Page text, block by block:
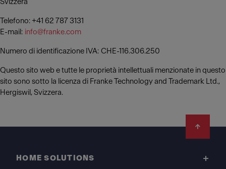
Svizzera
Telefono: +41 62 787 3131
E-mail: info@franke.com
Numero di identificazione IVA: CHE-116.306.250
Questo sito web e tutte le proprietà intellettuali menzionate in questo
sito sono sotto la licenza di Franke Technology and Trademark Ltd.,
Hergiswil, Svizzera.
HOME SOLUTIONS